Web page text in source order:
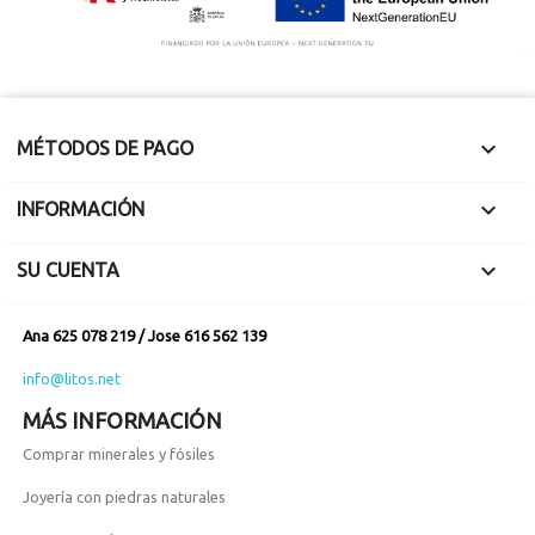
MÉTODOS DE PAGO 
INFORMACIÓN 
SU CUENTA 
Ana 625 078 219 / Jose 616 562 139
info@litos.net
MÁS INFORMACIÓN
Comprar minerales y fósiles
Joyería con piedras naturales